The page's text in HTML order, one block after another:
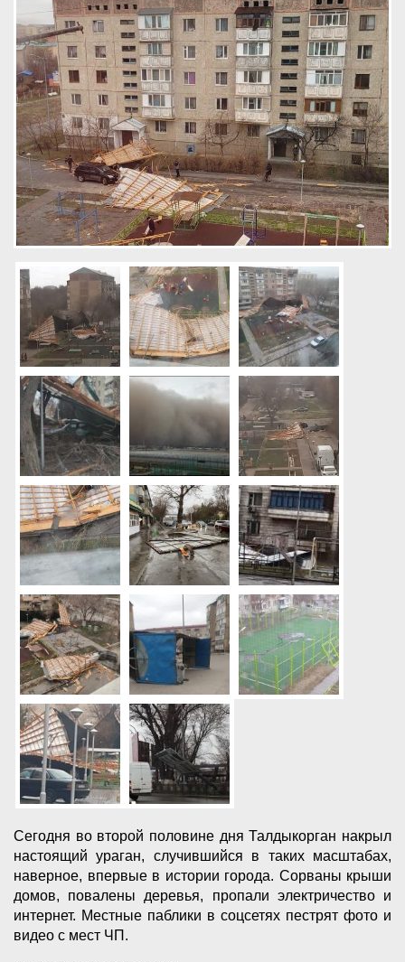
Сегодня во второй половине дня Талдыкорган накрыл
настоящий ураган, случившийся в таких масштабах,
наверное, впервые в истории города. Сорваны крыши
домов, повалены деревья, пропали электричество и
интернет. Местные паблики в соцсетях пестрят фото и
видео с мест ЧП.